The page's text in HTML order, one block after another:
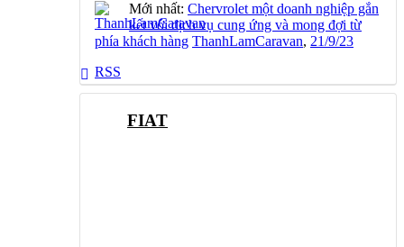
Mới nhất: Chervrolet một doanh nghiệp gắn
kết với dịch vụ cung ứng và mong đợi từ
phía khách hàng ThanhLamCaravan, 21/9/23
RSS
FIAT